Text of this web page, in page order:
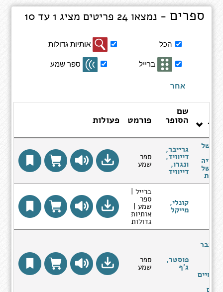
ספרים - נמצאו 24 פריטים מציג 1 עד 10
תוצאות
הכל
אותיות גדולות
ברייל
ספר שמע
אחר
שם
הסופר פורמט פעולות
של
של
גרייבר,
דייוויד,
ונגרו,
דייוויד
ספר
שמע
קונלי,
מייקל
ברייל |
ספר
שמע |
אותיות
גדולות
גבר
לחיים
פוסטר,
ג'ף
ספר
שמע